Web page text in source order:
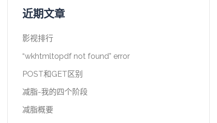
近期文章
影视排行
“wkhtmltopdf not found” error
POST和GET区别
减脂-我的四个阶段
减脂概要